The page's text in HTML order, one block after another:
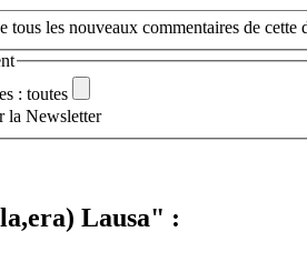
tous les nouveaux commentaires de cette
: toutes
la Newsletter
Lausa" :